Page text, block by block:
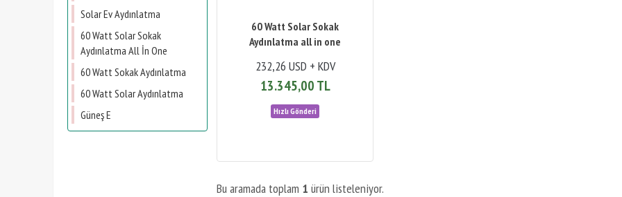
Solar Ev Aydınlatma
60 Watt Solar Sokak
Aydınlatma All İn One
60 Watt Sokak Aydınlatma
60 Watt Solar Aydınlatma
Güneş E
60 Watt Solar Sokak
Aydınlatma all in one
232,26 USD + KDV
13.345,00 TL
Bu aramada toplam 1 ürün listeleniyor.